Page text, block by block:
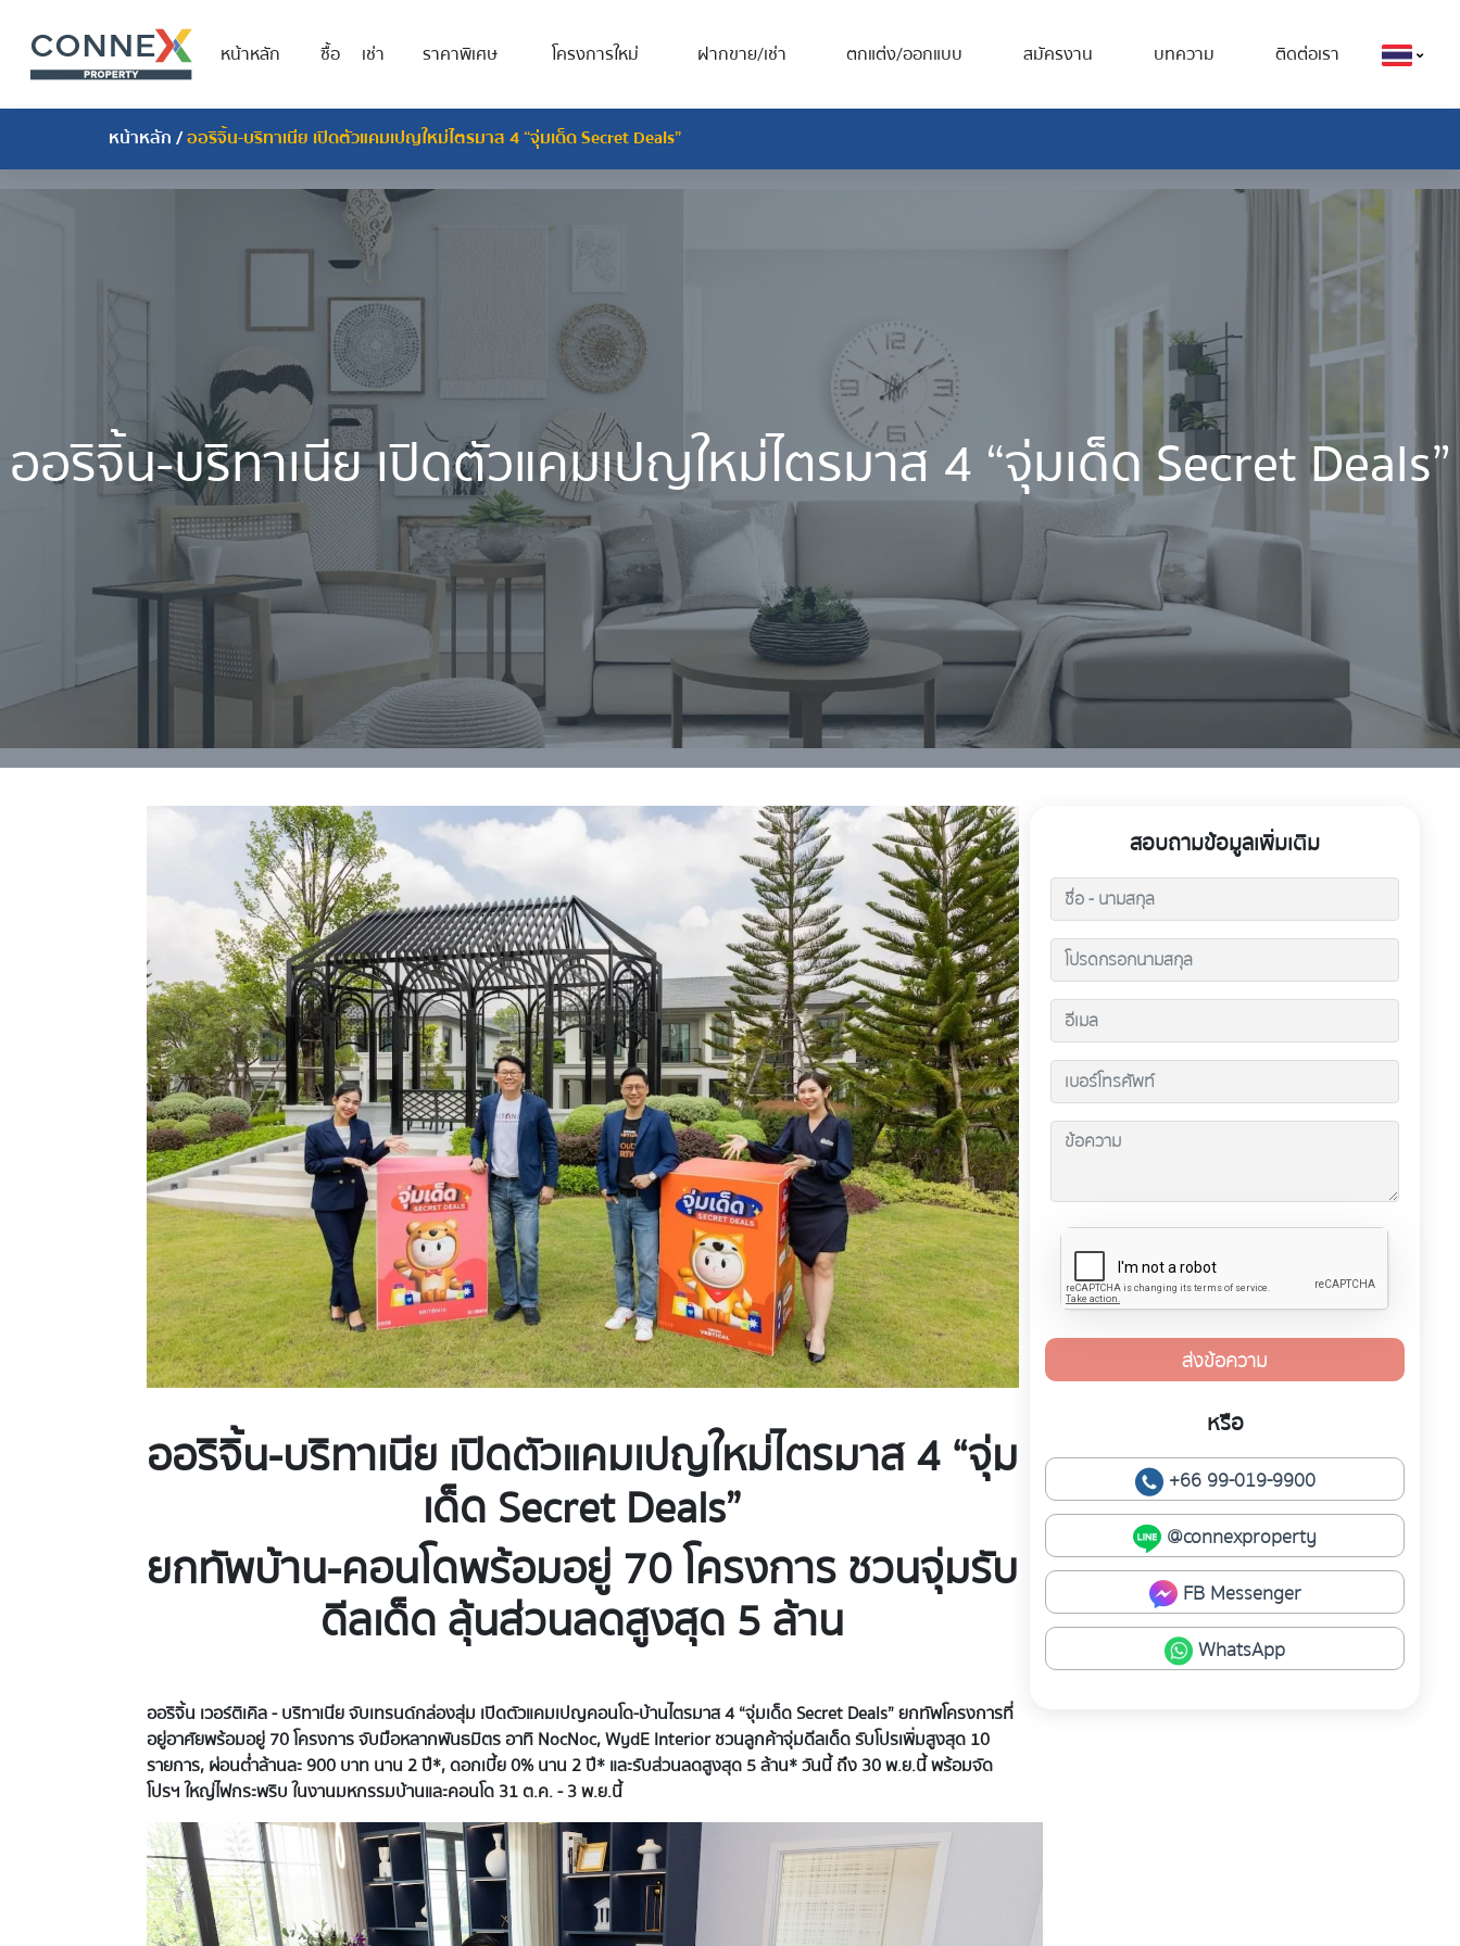
หน้าหลัก ซื้อ เช่า ราคาพิเศษ โครงการใหม่ ฝากขาย/เช่า ตกแต่ง/ออกแบบ สมัครงาน บทความ ติดต่อเรา
หน้าหลัก/ออริจิ้น-บริทาเนีย เปิดตัวแคมเปญใหม่ไตรมาส 4 “จุ่มเด็ด Secret Deals”
ออริจิ้น-บริทาเนีย เปิดตัวแคมเปญใหม่ไตรมาส 4 “จุ่มเด็ด Secret Deals”
ออริจิ้น-บริทาเนีย เปิดตัวแคมเปญใหม่ไตรมาส 4 “จุ่ม
เด็ด SecretDeals”
ยกทัพบ้าน-คอนโดพร้อมอยู่ 70 โครงการ ชวนจุ่มรับ
ดีลเด็ด ลุ้นส่วนลดสูงสุด 5 ล้าน
ออริจิ้น เวอร์ติเคิล- บริทาเนีย จับเทรนด์กล่องสุ่ม เปิดตัวแคมเปญคอนโด-บ้านไตรมาส 4 “จุ่มเด็ด Secret Deals” ยกทัพโครงการที่
อยู่อาศัยพร้อมอยู่ 70 โครงการ จับมือหลากพันธมิตร อาทิ NocNoc, WydE Interior ชวนลูกค้าจุ่มดีลเด็ด รับโปรเพิ่มสูงสุด 10
รายการ,ผ่อนต่ำล้านละ900 บาท นาน 2 ปี*, ดอกเบี้ย 0% นาน 2 ปี*และรับส่วนลดสูงสุด5 ล้าน* วันนี้ ถึง30 พ.ย.นี้ พร้อมจัด
โปรฯ ใหญ่ไฟกระพริบ ในงานมหกรรมบ้านและคอนโด 31 ต.ค. - 3 พ.ย.นี้
สอบถามข้อมูลเพิ่มเติม
ส่งข้อความ
หรือ
+66 99-019-9900
@connexproperty
FB Messenger
WhatsApp